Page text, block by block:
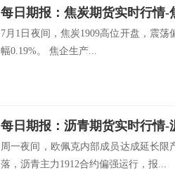
7月1日夜间，焦炭1909高位开盘，震荡
幅0.19%。 焦企生产...
每日期报：沥青期货实时行情-
周一夜间，欧佩克内部成员达成延长限
落，沥青主力1912合约偏强运行，报...